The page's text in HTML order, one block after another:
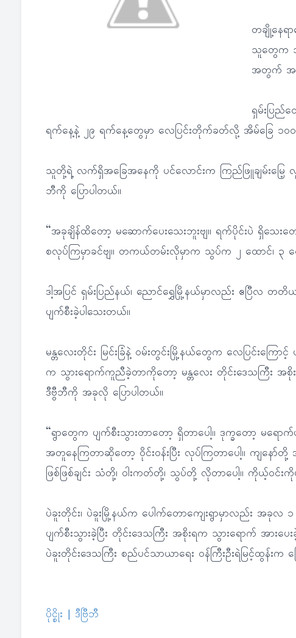
တချို့နေ
သူတွေက သွ
အတွက် အ
ရှမ်းပြည်
ရက်နေ့နဲ့ ၂၉ ရက်နေ့တွေမှာ လေပြင်းတိုက်ခတ်လို့ အိမ်ခြေ ၁၀
သူတို့ရဲ့ လက်ရှိအခြေအနေကို ပင်လောင်းက ကြည်ဖြူချမ်းမြေ့
ဘီကို ပြောပါတယ်။
“အခုချိန်ထိတော့ မဆောက်ပေးသေးဘူးဗျ။ ရက်ပိုင်းပဲ ရှိသ
စလုပ်ကြမှာခင်ဗျ။ တကယ်တမ်းလိုမှာက သွပ်က ၂ ထောင်၊ ၃ ထ
ဒါ့အပြင် ရှမ်းပြည်နယ်၊ ညောင်ရွှေမြို့နယ်မှာလည်း ဧပြီလ
ပျက်စီးခဲ့ပါသေးတယ်။
မန္တလေးတိုင်း မြင်းခြံနဲ့ ဝမ်းတွင်းမြို့နယ်တွေက လေပြင်းကြ
က သွားရောက်ကူညီခဲ့တာကိုတော့ မန္တလေး တိုင်းဒေသကြီး အစိုး
ဒီဗွီဘီကို အခုလို ပြောပါတယ်။
“ရွာတွေက ပျက်စီးသွားတာတော့ ရှိတာပေါ့။ ဒုက္ခတော့ မရ
အတူနေကြတာဆိုတော့ ဝိုင်းဝန်းပြီး လုပ်ကြတာပေါ့။ ကျနော်
ဖြစ်ဖြစ်ချင်း သံတို့၊ ဝါးကတ်တို့၊ သွပ်တို့ လိုတာပေါ့။ ကိုယ့်ဝင်းကိုယ့်
ပဲခူးတိုင်း၊ ပဲခူးမြို့နယ်က ပေါက်တောကျေးရွာမှာလည်း အ
ပျက်စီးသွားခဲ့ပြီး တိုင်းဒေသကြီး အစိုးရက သွားရောက် အ
ပဲခူးတိုင်းဒေသကြီး စည်ပင်သာယာရေး ဝန်ကြီးဦးရဲမြင့်ထွန်းက ပ
ပိုင္စိုး | ဒီဗြီဘီ